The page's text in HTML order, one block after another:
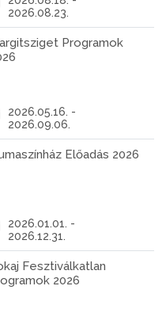
2026.08.23.
Programok
2026.05.16. -
2026.09.06.
Előadás 2026
2026.01.01. -
2026.12.31.
Fesztiválkatlan
2026